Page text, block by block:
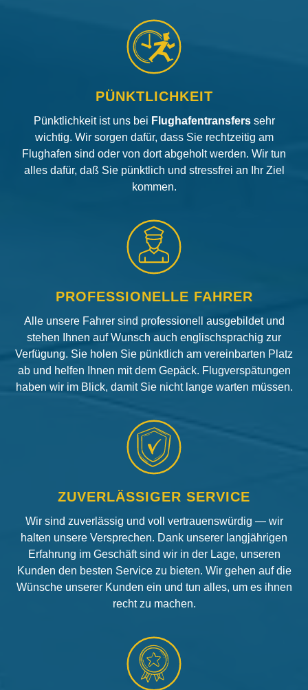
PÜNKTLICHKEIT
Pünktlichkeit ist uns bei Flughafentransfers sehr
wichtig. Wir sorgen dafür, dass Sie rechtzeitig am
Flughafen sind oder von dort abgeholt werden. Wir tun
alles dafür, daß Sie pünktlich und stressfrei an Ihr Ziel
kommen.
PROFESSIONELLE FAHRER
Alle unsere Fahrer sind professionell ausgebildet und
stehen Ihnen auf Wunsch auch englischsprachig zur
Verfügung. Sie holen Sie pünktlich am vereinbarten Platz
ab und helfen Ihnen mit dem Gepäck. Flugverspätungen
haben wir im Blick, damit Sie nicht lange warten müssen.
ZUVERLÄSSIGER SERVICE
Wir sind zuverlässig und voll vertrauenswürdig — wir
halten unsere Versprechen. Dank unserer langjährigen
Erfahrung im Geschäft sind wir in der Lage, unseren
Kunden den besten Service zu bieten. Wir gehen auf die
Wünsche unserer Kunden ein und tun alles, um es ihnen
recht zu machen.